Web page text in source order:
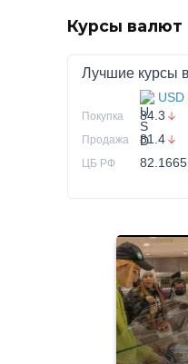
Курсы валют
Лучшие курсы в
USD
Покупка 84.3
Продажа 81.4
ЦБ РФ 82.1665